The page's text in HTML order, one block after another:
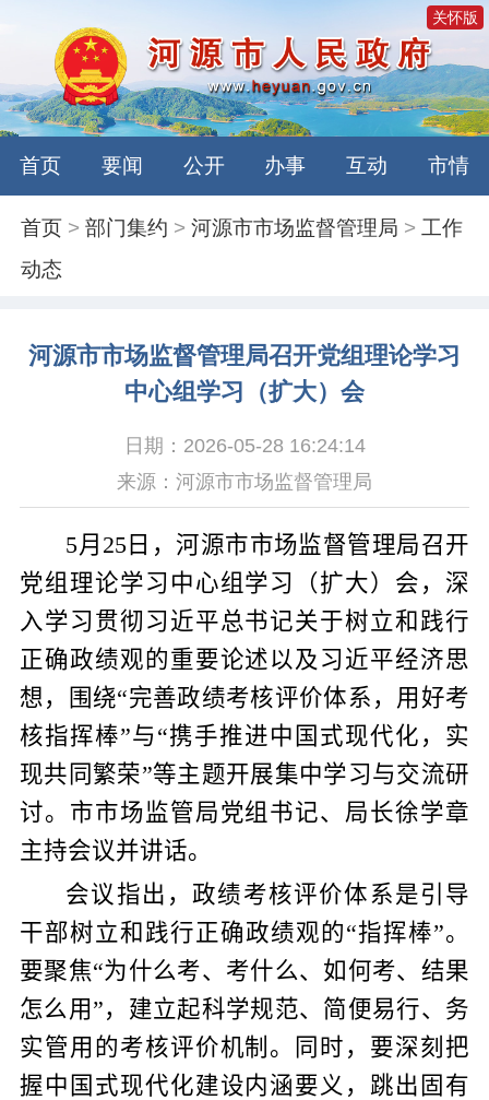
关怀版
首页 要闻 公开 办事 互动 市情
首页 >部门集约 >河源市市场监督管理局 > 工作
动态
河源市市场监督管理局召开党组理论学习
中心组学习（扩大）会
日期：2026-05-28 16:24:14
来源：河源市市场监督管理局
5月 25 日，河源市市场监督管理局召开
党组理论学习中心组学习（扩大）会，深
入学习贯彻习近平总书记关于树立和践行
正确政绩观的重要论述以及习近平经济思
想，围绕“完善政绩考核评价体系，用好考
核指挥棒”与“携手推进中国式现代化，实
现共同繁荣”等主题开展集中学习与交流研
讨。市市场监管局党组书记、局长徐学章
主持会议并讲话。
会议指出，政绩考核评价体系是引导
干部树立和践行正确政绩观的“指挥棒”。
要聚焦“为什么考、考什么、如何考、结果
怎么用”，建立起科学规范、简便易行、务
实管用的考核评价机制。同时，要深刻把
握中国式现代化建设内涵要义 ， 跳出固有